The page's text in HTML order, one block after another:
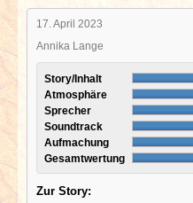
17. April 2023
Annika Lange
Story/Inhalt
Atmosphäre
Sprecher
Soundtrack
Aufmachung
Gesamtwertung
Zur Story: